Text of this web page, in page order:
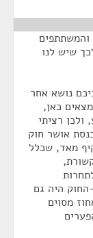
והמשתתפים
שיש לנו
נושא אחר
כאן,
ולכן רציתי
אושר חוק
מאד, שכלל
החוק היה גם
מסוים